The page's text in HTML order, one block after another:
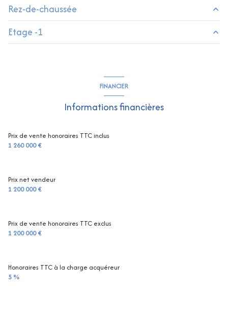
Rez-de-chaussée
salon/sejour
Etage -1
cuisine
FINANCIER
Informations financières
Prix de vente honoraires TTC inclus
1 260 000 €
Prix net vendeur
1 200 000 €
Prix de vente honoraires TTC exclus
1 200 000 €
Honoraires TTC à la charge acquéreur
5 %